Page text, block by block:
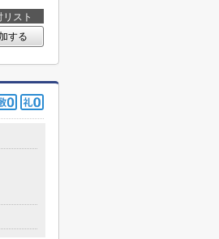
リスト
する